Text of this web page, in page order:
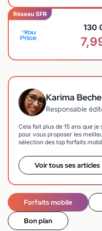
Réseau SFR
130
Karima
Responsable
Cela fait plus de 15 ans que
pour vous proposer les
sélection des top forfaits
Voir tous ses articles
Forfaits mobile
Bon plan